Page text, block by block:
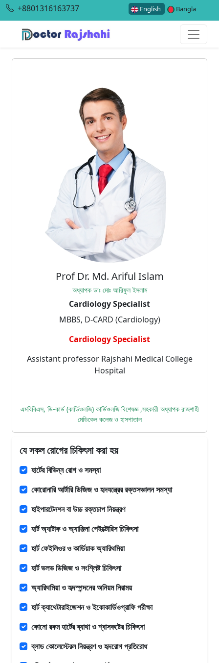
+8801316163737 English Bangla
Prof Dr. Md. Ariful Islam
অধ্যাপক ডাঃ মোঃ আরিফুল ইসলাম
Cardiology Specialist
MBBS, D-CARD (Cardiology)
Cardiology Specialist
Assistant professor Rajshahi Medical College
Hospital
এমবিবিএস, ডি-কার্ড (কার্ডিওলজি) কার্ডিওলজি বিশেষজ্ঞ ,সহকারী অধ্যাপক রাজশাহী
মেডিকেল কলেজ ও হাসপাতাল
যে সকল রোগের চিকিৎসা করা হয়
হার্টের বিভিন্ন রোগ ও সমস্যা
কোরোনারি আর্টারি ডিজিজ ও হৃদযন্ত্রের রক্তসঞ্চালন সমস্যা
হাইপারটেনশন বা উচ্চ রক্তচাপ নিয়ন্ত্রণ
হার্ট অ্যাটাক ও অ্যাঞ্জিনা পেইক্টোরিস চিকিৎসা
হার্ট ফেইলিওর ও কার্ডিয়াক অ্যারিথমিয়া
হার্ট ভলভ ডিজিজ ও সংশ্লিষ্ট চিকিৎসা
অ্যারিথমিয়া ও হৃদস্পন্দনের অনিয়ম নিরাময়
হার্ট ক্যাথেটারাইজেশন ও ইকোকার্ডিওগ্রাফি পরীক্ষা
কোনো রকম হার্টের ব্যাথা ও শ্বাসকষ্টের চিকিৎসা
ব্লাড কোলেস্টেরল নিয়ন্ত্রণ ও হৃদরোগ প্রতিরোধ